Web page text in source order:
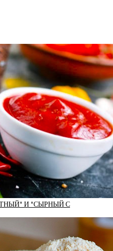
И *СЫРНЫЙ С